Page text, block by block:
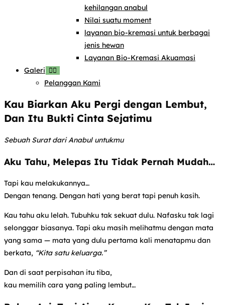
kehilangan anabul
Nilai suatu moment
layanan bio-kremasi untuk berbagai
jenis hewan
Layanan Bio-Kremasi Akuamasi
Galeri
Pelanggan Kami
Kau Biarkan Aku Pergi dengan Lembut,
Dan Itu Bukti Cinta Sejatimu
Sebuah Surat dari Anabul untukmu
Aku Tahu, Melepas Itu Tidak Pernah Mudah…
Tapi kau melakukannya…
Dengan tenang. Dengan hati yang berat tapi penuh kasih.
Kau tahu aku lelah. Tubuhku tak sekuat dulu. Nafasku tak lagi
selonggar biasanya. Tapi aku masih melihatmu dengan mata
yang sama — mata yang dulu pertama kali menatapmu dan
berkata, “Kita satu keluarga.”
Dan di saat perpisahan itu tiba,
kau memilih cara yang paling lembut…